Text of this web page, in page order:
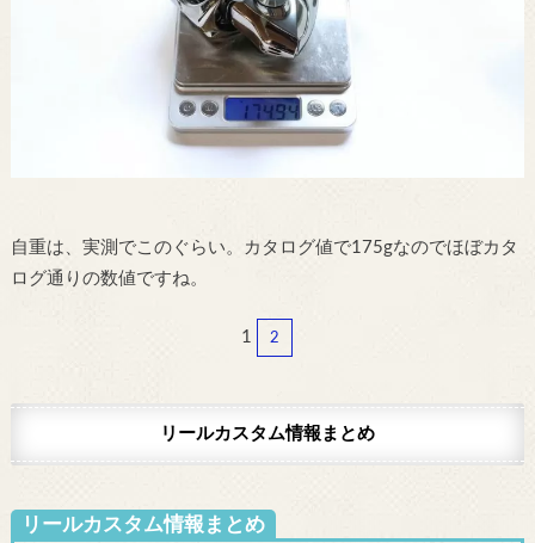
自重は、実測でこのぐらい。カタログ値で175gなのでほぼカタ
ログ通りの数値ですね。
1 2
リールカスタム情報まとめ
リールカスタム情報まとめ